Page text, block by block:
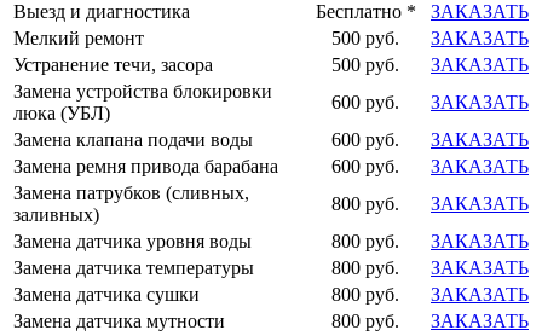
Выезд и диагностика
Бесплатно *
ЗАКАЗАТЬ
Мелкий ремонт
500 руб.
ЗАКАЗАТЬ
Устранение течи, засора
500 руб.
ЗАКАЗАТЬ
Замена устройства блокировки
люка (УБЛ)
600 руб.
ЗАКАЗАТЬ
Замена клапана подачи воды
600 руб.
ЗАКАЗАТЬ
Замена ремня привода барабана
600 руб.
ЗАКАЗАТЬ
Замена патрубков (сливных,
заливных)
800 руб.
ЗАКАЗАТЬ
Замена датчика уровня воды
800 руб.
ЗАКАЗАТЬ
Замена датчика температуры
800 руб.
ЗАКАЗАТЬ
Замена датчика сушки
800 руб.
ЗАКАЗАТЬ
Замена датчика мутности
800 руб.
ЗАКАЗАТЬ